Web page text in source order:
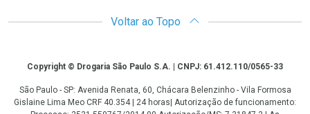
Voltar ao Topo
CopyrightCopyright © Drogaria São Paulo S.A. | CNPJ: 61.412.110/0565-33
São Paulo - SP: Avenida Renata, 60, Chácara Belenzinho - Vila Formosa
Gislaine Lima Meo CRF 40.354 | 24 horas| Autorização de funcionamento: